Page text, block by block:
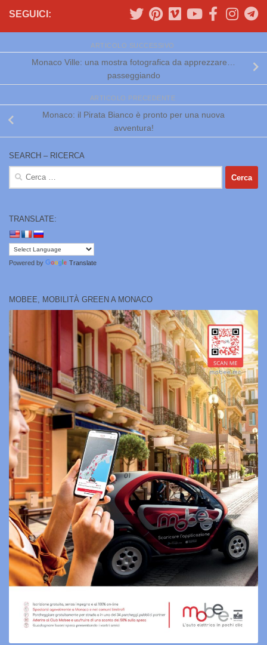
SEGUICI:
ARTICOLO SUCCESSIVO
Monaco Ville: una mostra fotografica da apprezzare…
passeggiando
ARTICOLO PRECEDENTE
Monaco: il Pirata Bianco è pronto per una nuova
avventura!
SEARCH – RICERCA
Ricerca
per:
TRANSLATE:
Powered by Translate
MOBEE, MOBILITÀ GREEN A MONACO